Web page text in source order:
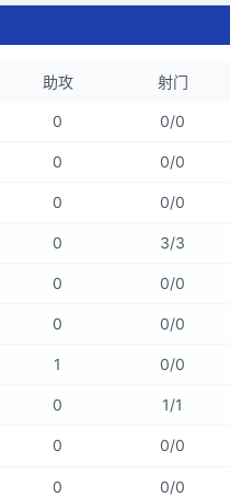
助攻 射门
0 0/0
0 0/0
0 0/0
0 3/3
0 0/0
0 0/0
1 0/0
0 1/1
0 0/0
0 0/0